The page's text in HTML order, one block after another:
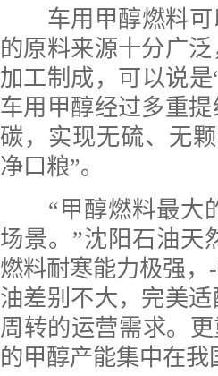
车用甲醇燃料可
的原料来源十分广
加工制成，可以说
车用甲醇经过多重
碳，实现无硫、无
净口粮”。
“甲醇燃料最大的
场景。”沈阳石油天
燃料耐寒能力极强
油差别不大，完美
周转的运营需求。
的甲醇产能集中在我